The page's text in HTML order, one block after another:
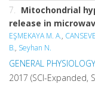
7. Mitochondrial
release in
EŞMEKAYA M. A.,
B., Seyhan N.
GENERAL
2017 (SCI-Expanded,